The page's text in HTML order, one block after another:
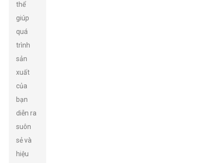
thể
giúp
quá
trình
sản
xuất
của
bạn
diễn ra
suôn
sẻ và
hiệu